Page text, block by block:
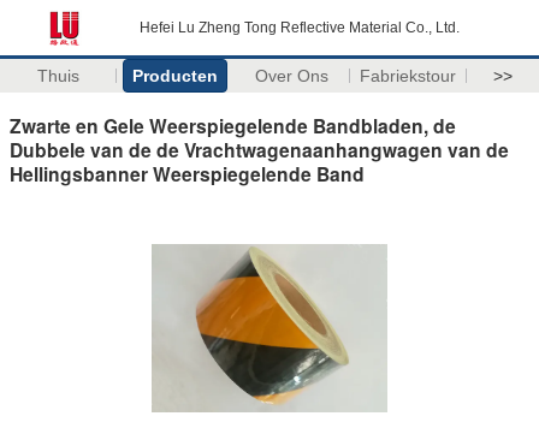
Hefei Lu Zheng Tong Reflective Material Co., Ltd.
Thuis Producten Over Ons Fabriekstour >>
Zwarte en Gele Weerspiegelende Bandbladen, de
Dubbele van de de Vrachtwagenaanhangwagen van de
Hellingsbanner Weerspiegelende Band